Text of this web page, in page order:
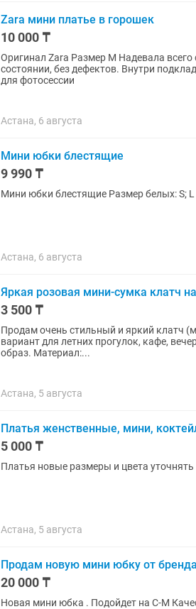
Zara мини платье в горошек
10 000 ₸
Оригинал Zara Размер M Надевала
состоянии, без дефектов. Внутри подкладка шорты Причина продажи:
для фотосессии
Астана, 6 августа
Мини юбки блестящие
9 990 ₸
Мини юбки блестящие Размер белых: S; L
Астана, 6 августа
Яркая розовая мини-сумка клатч
3 500 ₸
Продам очень стильный и яркий клатч (мини-
вариант для летних прогулок, кафе,
образ. Материал:...
Астана, 5 августа
Платья женственные, мини,
5 000 ₸
Платья новые размеры и цвета уточнять
Астана, 5 августа
Продам новую мини юбку от
20 000 ₸
Новая мини юбка . Подойдет на С-М